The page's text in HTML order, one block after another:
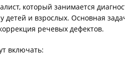
который занимается
детей и взрослых. Основная
речевых дефектов.
включать: